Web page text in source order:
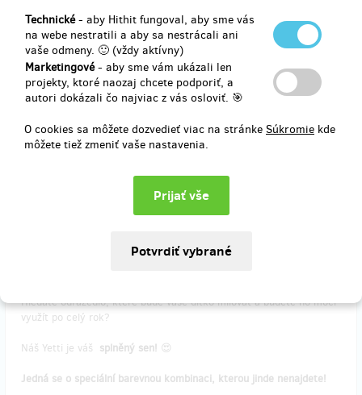
Technické- aby Hithit fungoval, aby sme vás
na webe nestratili a aby sa nestrácali ani
vaše odmeny. 🙂 (vždy aktívny)
Marketingové- aby sme vám ukázali len
projekty, ktoré naozaj chcete podporiť, a
autori dokázali čo najviac z vás osloviť. 🎯
O cookies sa môžete dozvedieť viac na stránke Súkromie kde
môžete tiež zmeniť vaše nastavenia.
dohledat. ;-)
Poštovné je započítané v ceně odměny.
Děkujeme, že do toho jdete s námi. ❤️
na Hithitu
65,90 €
YETTI - Modro limetkový parťák do sněhu i na
Hledáte odrážedlo, které bude vaše dítko milovat a budete ho moci
využít po celý rok?
Náš Yetti je váš splněný sen! 😍
Jedná se o speciální barevnou kombinaci, kterou jinde nenajdete!